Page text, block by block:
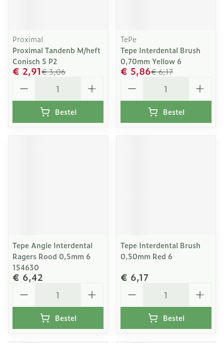
Proximal
Proximal Tandenb M/heft
Conisch 5 P2
€ 3,06
€ 2,91
Bestel
TePe
Tepe Interdental Brush
0,70mm Yellow 6
€ 6,17
€ 5,86
Bestel
Tepe Angle Interdental
Ragers Rood 0,5mm 6
154630
€ 6,42
Bestel
Tepe Interdental Brush
0,50mm Red 6
€ 6,17
Bestel